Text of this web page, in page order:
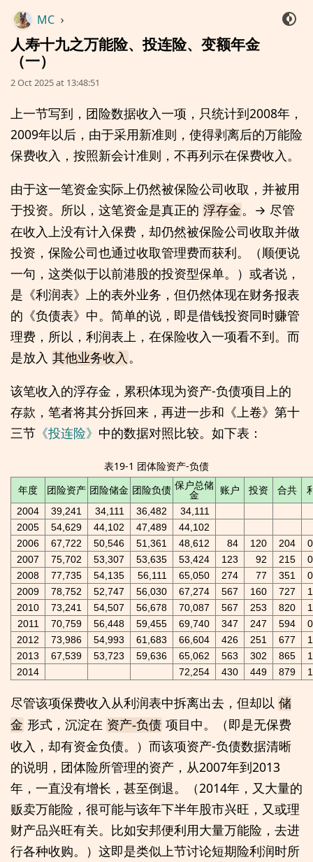
MC ›
人寿十九之万能险、投连险、变额年金
（一）
2 Oct 2025 at 13:48:51
上一节写到，团险数据收入一项，只统计到2008年，
2009年以后，由于采用新准则，使得剥离后的万能险
保费收入，按照新会计准则，不再列示在保费收入。
由于这一笔资金实际上仍然被保险公司收取，并被用
于投资。所以，这笔资金是真正的 浮存金 。→ 尽管
在收入上没有计入保费，却仍然被保险公司收取并做
投资，保险公司也通过收取管理费而获利。（顺便说
一句，这类似于以前港股的投资型保单。）或者说，
是《利润表》上的表外业务，但仍然体现在财务报表
的《负债表》中。简单的说，即是借钱投资同时赚管
理费，所以，利润表上，在保险收入一项看不到。而
是放入 其他业务收入 。
该笔收入的浮存金，累积体现为资产-负债项目上的
存款，笔者将其分拆回来，再进一步和《上卷》第十
三节 《投连险》 中的数据对照比较。如下表：
表19-1 团体险资产-负债
年度
团险资产 团险储金 团险负债 保户总储
金 账户 投资 合共
2004 39,241 34,111 36,482
34,111
2005
54,629 44,102 47,489
44,102
2006
67,722 50,546 51,361 48,612 84 120 204
2007
75,702 53,307 53,635 53,424 123 92 215
2008
77,735 54,135 56,111 65,050 274 77 351
2009
78,752 52,747 56,030 67,274 567 160 727
2010
73,241 54,507 56,678 70,087 567 253 820
2011
70,759 56,448 59,455 69,740 347 247 594
2012
73,986 54,993 61,683 66,604 426 251 677
2013
67,539 53,723 59,636 65,062 563 302 865
2014
72,254 430 449 879
尽管该项保费收入从利润表中拆离出去，但却以 储
金 形式，沉淀在 资产-负债 项目中。（即是无保费
收入，却有资金负债。）而该项资产-负债数据清晰
的说明，团体险所管理的资产，从2007年到2013
年，一直没有增长，甚至倒退。（2014年，又大量的
贩卖万能险，很可能与该年下半年股市兴旺，又或理
财产品兴旺有关。比如安邦便利用大量万能险，去进
行各种收购。）这即是类似上节讨论短期险利润时所